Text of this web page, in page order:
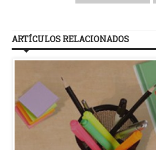
ARTÍCULOS RELACIONADOS